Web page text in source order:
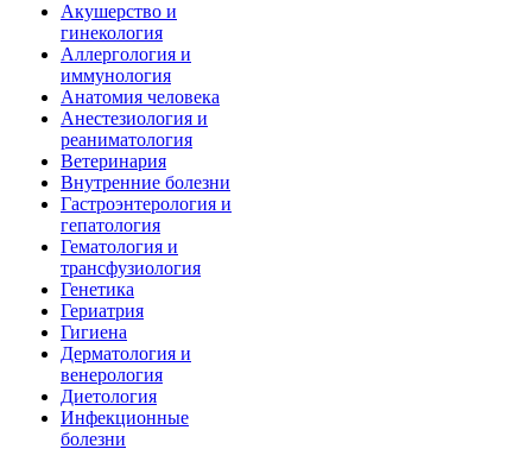
Акушерство и
гинекология
Аллергология и
иммунология
Анатомия человека
Анестезиология и
реаниматология
Ветеринария
Внутренние болезни
Гастроэнтерология и
гепатология
Гематология и
трансфузиология
Генетика
Гериатрия
Гигиена
Дерматология и
венерология
Диетология
Инфекционные
болезни